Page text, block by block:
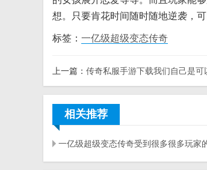
想。只要肯花时间随时随地逆袭，
标签： 一亿级超级变态传奇
上一篇： 传奇私服手游下载我们自己是
相关推荐
一亿级超级变态传奇受到很多很多玩家